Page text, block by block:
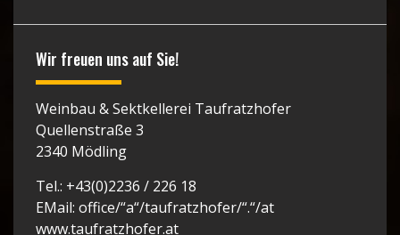
Wir freuen uns auf Sie!
Weinbau & Sektkellerei Taufratzhofer
Quellenstraße 3
2340 Mödling
Tel.: +43(0)2236 / 226 18
EMail: office/“a“/taufratzhofer/“.“/at
www.taufratzhofer.at